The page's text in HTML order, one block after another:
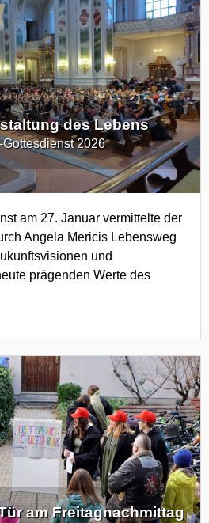
des Lebens
2026
am 27. Januar vermittelte der
Angela Mericis Lebensweg
und
prägenden Werte des
am Freitagnachmittag